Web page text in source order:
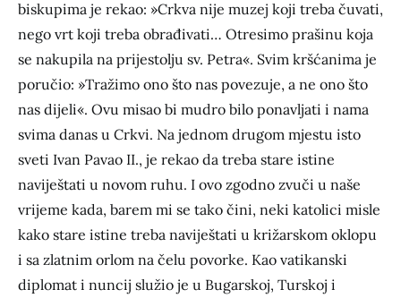
biskupima je rekao: »Crkva nije muzej koji treba čuvati,
nego vrt koji treba obrađivati… Otresimo prašinu koja
se nakupila na prijestolju sv. Petra«. Svim kršćanima je
poručio: »Tražimo ono što nas povezuje, a ne ono što
nas dijeli«. Ovu misao bi mudro bilo ponavljati i nama
svima danas u Crkvi. Na jednom drugom mjestu isto
sveti Ivan Pavao II., je rekao da treba stare istine
naviještati u novom ruhu. I ovo zgodno zvuči u naše
vrijeme kada, barem mi se tako čini, neki katolici misle
kako stare istine treba naviještati u križarskom oklopu
i sa zlatnim orlom na čelu povorke. Kao vatikanski
diplomat i nuncij služio je u Bugarskoj, Turskoj i